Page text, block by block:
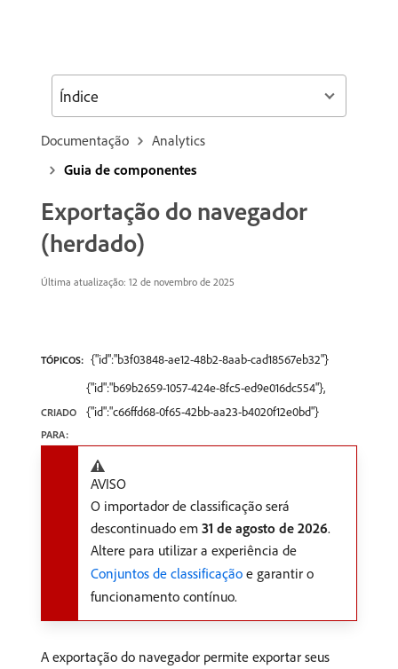
Documentação
Analytics
Guia de componentes
Exportação do navegador
(herdado)
Última atualização: 12 de novembro de 2025
TÓPICOS: {"id":"b3f03848-ae12-48b2-8aab-cad18567eb32"}
CRIADO
PARA:
{"id":"b69b2659-1057-424e-8fc5-ed9e016dc554"},
{"id":"c66ffd68-0f65-42bb-aa23-b4020f12e0bd"}
AVISO
O importador de classificação será
descontinuado em 31 de agosto de 2026.
Altere para utilizar a experiência de
Conjuntos de classificação e garantir o
funcionamento contínuo.
A exportação do navegador permite exportar seus
Índice